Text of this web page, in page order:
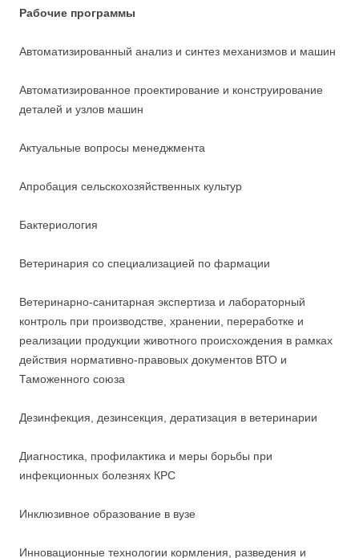
Рабочие программы
Автоматизированный анализ и синтез механизмов и машин
Автоматизированное проектирование и конструирование
деталей и узлов машин
Актуальные вопросы менеджмента
Апробация сельскохозяйственных культур
Бактериология
Ветеринария со специализацией по фармации
Ветеринарно-санитарная экспертиза и лабораторный
контроль при производстве, хранении, переработке и
реализации продукции животного происхождения в рамках
действия нормативно-правовых документов ВТО и
Таможенного союза
Дезинфекция, дезинсекция, дератизация в ветеринарии
Диагностика, профилактика и меры борьбы при
инфекционных болезнях КРС
Инклюзивное образование в вузе
Инновационные технологии кормления, разведения и